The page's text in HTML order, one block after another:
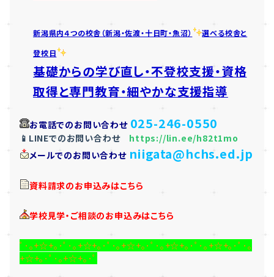
新潟県内４つの校舎（新潟・佐渡・十日町・魚沼）
選べる校舎と
登校日
基礎からの学び直し・不登校支援・資格
取得と専門教育・細やかな支援指導
お電話でのお問い合わせ 025-246-0550
📱LINEでのお問い合わせ
https://lin.ee/h82t1mo
メールでのお問い合わせ niigata@hchs.ed.jp
資料請求のお申込みはこちら
学校見学・ご相談のお申込みはこちら
ﾟ･｡+☆+｡･ﾟ･｡+☆+｡･ﾟ･｡+☆+｡･ﾟ･｡+☆+｡･ﾟ･｡+☆+｡･ﾟ･｡
+☆+｡･ﾟ･｡+☆+｡･ﾟ